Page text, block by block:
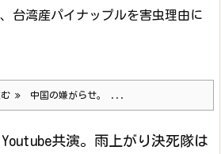
台湾産パイナップルを害虫理由に
中国の嫌がらせ。 ...
共演。雨上がり決死隊は